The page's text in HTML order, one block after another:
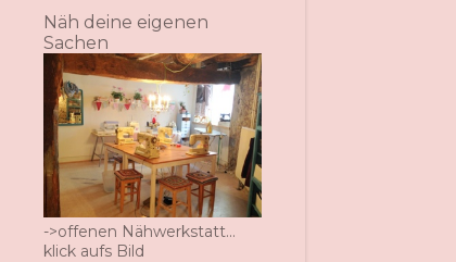
Näh deine eigenen
Sachen
->offenen Nähwerkstatt...
klick aufs Bild